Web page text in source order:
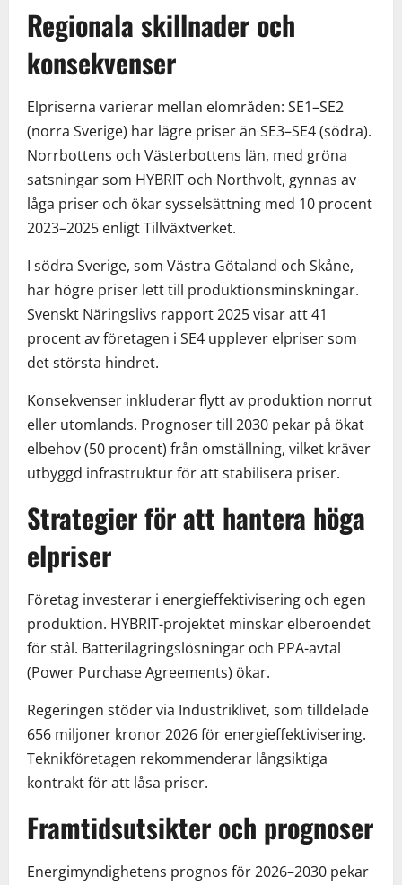
Regionala skillnader och
konsekvenser
Elpriserna varierar mellan elområden: SE1–SE2
(norra Sverige) har lägre priser än SE3–SE4 (södra).
Norrbottens och Västerbottens län, med gröna
satsningar som HYBRIT och Northvolt, gynnas av
låga priser och ökar sysselsättning med 10 procent
2023–2025 enligt Tillväxtverket.
I södra Sverige, som Västra Götaland och Skåne,
har högre priser lett till produktionsminskningar.
Svenskt Näringslivs rapport 2025 visar att 41
procent av företagen i SE4 upplever elpriser som
det största hindret.
Konsekvenser inkluderar flytt av produktion norrut
eller utomlands. Prognoser till 2030 pekar på ökat
elbehov (50 procent) från omställning, vilket kräver
utbyggd infrastruktur för att stabilisera priser.
Strategier för att hantera höga
elpriser
Företag investerar i energieffektivisering och egen
produktion. HYBRIT-projektet minskar elberoendet
för stål. Batterilagringslösningar och PPA-avtal
(Power Purchase Agreements) ökar.
Regeringen stöder via Industriklivet, som tilldelade
656 miljoner kronor 2026 för energieffektivisering.
Teknikföretagen rekommenderar långsiktiga
kontrakt för att låsa priser.
Framtidsutsikter och prognoser
Energimyndighetens prognos för 2026–2030 pekar